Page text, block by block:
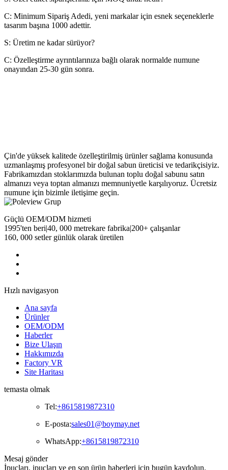
C: Minimum Sipariş Adedi, yeni markalar için esnek seçeneklerle
tasarım başına 1000 adettir.
S: Üretim ne kadar sürüyor?
C: Özelleştirme ayrıntılarınıza bağlı olarak normalde numune
onayından 25-30 gün sonra.
Çin'de yüksek kalitede özelleştirilmiş ürünler sağlama konusunda
uzmanlaşmış profesyonel bir doğal sabun üreticisi ve tedarikçisiyiz.
Fabrikamızdan stoklarımızda bulunan toplu doğal sabunu satın
almanızı veya toptan almanızı memnuniyetle karşılıyoruz. Ücretsiz
numune için bizimle iletişime geçin.
Güçlü OEM/ODM hizmeti
1995'ten beri|40, 000 metrekare fabrika|200+ çalışanlar
160, 000 setler günlük olarak üretilen
Hızlı navigasyon
Ana sayfa
Ürünler
OEM/ODM
Haberler
Bize Ulaşın
Hakkımızda
Factory VR
Site Haritası
temasta olmak
Tel:+8615819872310
E-posta:sales01@boymay.net
WhatsApp:+8615819872310
Mesaj gönder
İpuçları, ipuçları ve en son ürün haberleri için bugün kaydolun.